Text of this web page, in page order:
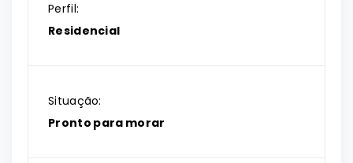
Perfil:
Residencial
Situação:
Pronto para morar